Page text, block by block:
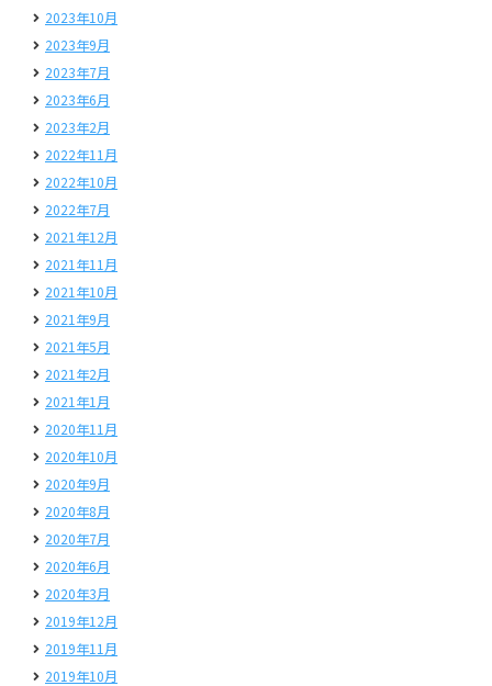
2023年10月
2023年9月
2023年7月
2023年6月
2023年2月
2022年11月
2022年10月
2022年7月
2021年12月
2021年11月
2021年10月
2021年9月
2021年5月
2021年2月
2021年1月
2020年11月
2020年10月
2020年9月
2020年8月
2020年7月
2020年6月
2020年3月
2019年12月
2019年11月
2019年10月